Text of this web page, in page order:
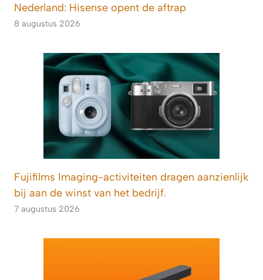
Nederland: Hisense opent de aftrap
8 augustus 2026
Fujifilms Imaging-activiteiten dragen aanzienlijk
bij aan de winst van het bedrijf.
7 augustus 2026